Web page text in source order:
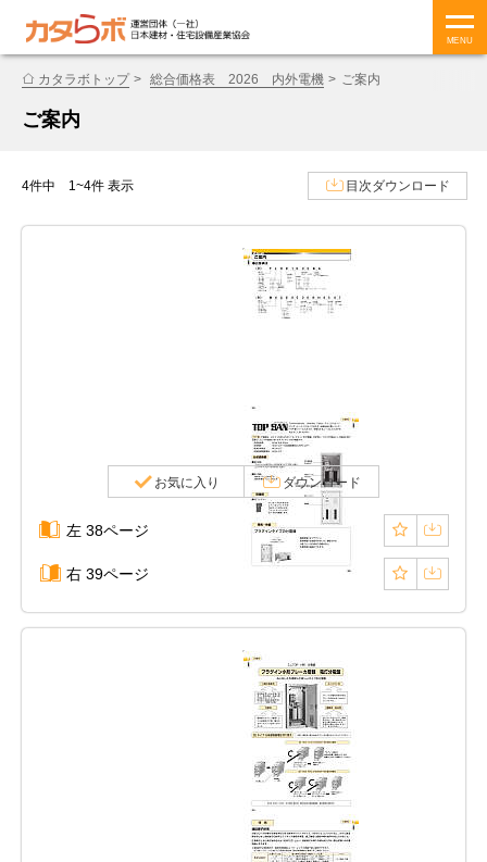
MENU
カタラボトップ 総合価格表 2026 内外電機 ご案内
ご案内
4件中 1~4件 表示 目次ダウンロード
お気に入り ダウンロード
左 38ページ
右 39ページ